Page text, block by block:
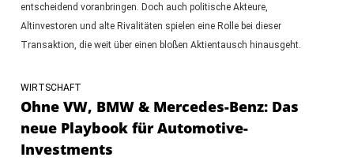
entscheidend voranbringen. Doch auch politische Akteure,
Altinvestoren und alte Rivalitäten spielen eine Rolle bei dieser
Transaktion, die weit über einen bloßen Aktientausch hinausgeht.
WIRTSCHAFT
Ohne VW, BMW & Mercedes-Benz: Das
neue Playbook für Automotive-
Investments